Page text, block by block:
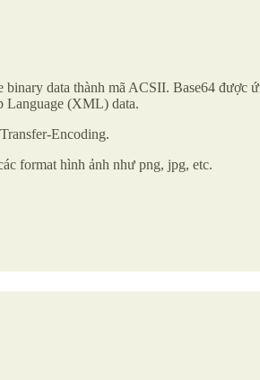
binary data thành mã ACSII. Base64
Language (XML) data.
Encoding.
format hình ảnh như png, jpg, etc.